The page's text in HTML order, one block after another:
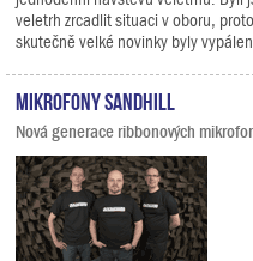
veletrh zrcadlit situaci v oboru,
skutečně velké novinky byly
Mikrofony Sandhill
Nová generace ribbonových